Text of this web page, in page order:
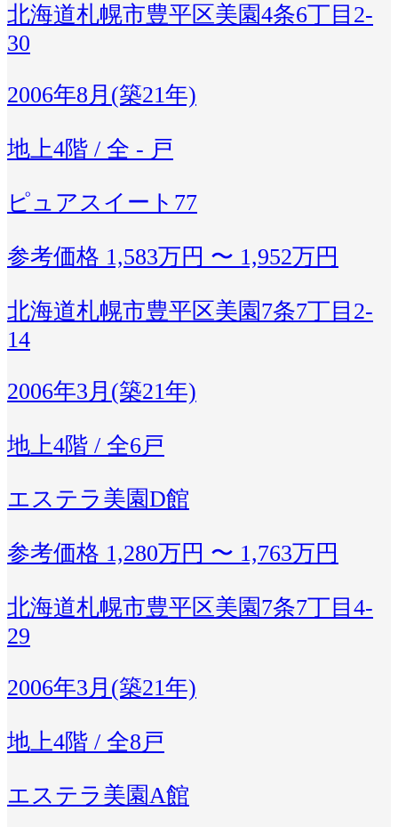
北海道札幌市豊平区美園4条6丁目2-
30
2006年8月(築21年)
地上4階 / 全 - 戸
ピュアスイート77
参考価格 1,583万円 〜 1,952万円
北海道札幌市豊平区美園7条7丁目2-
14
2006年3月(築21年)
地上4階 / 全6戸
エステラ美園D館
参考価格 1,280万円 〜 1,763万円
北海道札幌市豊平区美園7条7丁目4-
29
2006年3月(築21年)
地上4階 / 全8戸
エステラ美園A館